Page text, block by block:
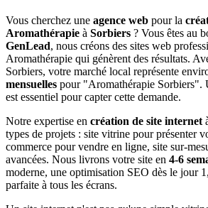
Vous cherchez une agence web pour la
Aromathérapie à Sorbiers ? Vous êtes au
GenLead, nous créons des sites web
Aromathérapie qui génèrent des résultats.
Sorbiers, votre marché local représente
mensuelles pour "Aromathérapie Sorbiers".
est essentiel pour capter cette demande.
Notre expertise en création de site internet
types de projets : site vitrine pour présenter
commerce pour vendre en ligne, site sur-
avancées. Nous livrons votre site en 4-6
moderne, une optimisation SEO dès le jour
parfaite à tous les écrans.